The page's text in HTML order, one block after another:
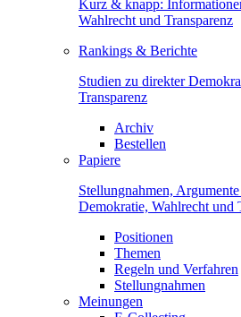
Kurz & knapp:
Wahlrecht und Transparenz
Rankings & Berichte
Studien zu direkter
Transparenz
Archiv
Bestellen
Papiere
Stellungnahmen,
Demokratie, Wahlrecht und
Positionen
Themen
Regeln und Verfahren
Stellungnahmen
Meinungen